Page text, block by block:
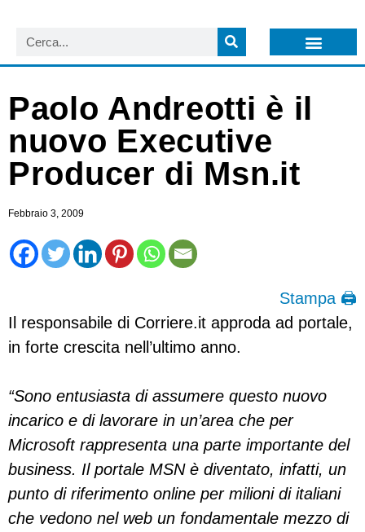
Paolo Andreotti è il
nuovo Executive
Producer di Msn.it
Febbraio 3, 2009
Stampa 🖨
Il responsabile di Corriere.it approda ad portale,
in forte crescita nell’ultimo anno.
“Sono entusiasta di assumere questo nuovo
incarico e di lavorare in un’area che per
Microsoft rappresenta una parte importante del
business. Il portale MSN è diventato, infatti, un
punto di riferimento online per milioni di italiani
che vedono nel web un fondamentale mezzo di